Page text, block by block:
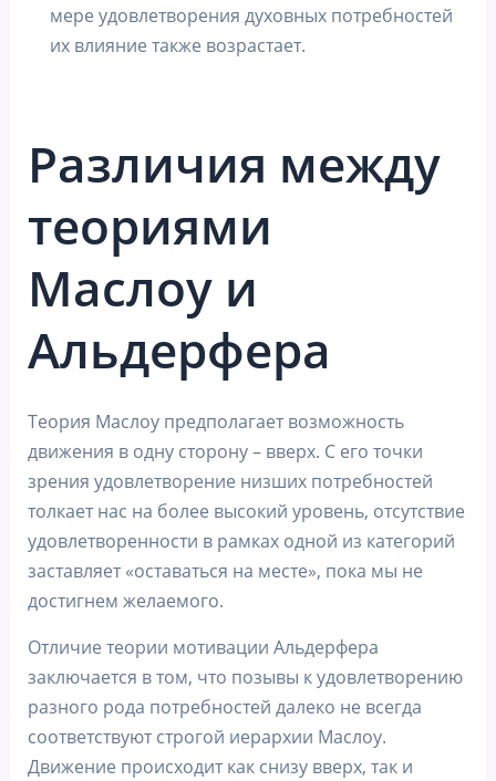
мере удовлетворения духовных потребностей
их влияние также возрастает.
Различия между
теориями
Маслоу и
Альдерфера
Теория Маслоу предполагает возможность
движения в одну сторону – вверх. С его точки
зрения удовлетворение низших потребностей
толкает нас на более высокий уровень, отсутствие
удовлетворенности в рамках одной из категорий
заставляет «оставаться на месте», пока мы не
достигнем желаемого.
Отличие теории мотивации Альдерфера
заключается в том, что позывы к удовлетворению
разного рода потребностей далеко не всегда
соответствуют строгой иерархии Маслоу.
Движение происходит как снизу вверх, так и